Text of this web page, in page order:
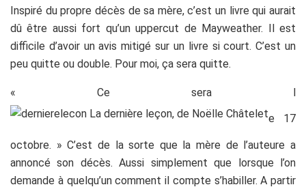
Inspiré du propre décès de sa mère, c’est un livre qui aurait
dû être aussi fort qu’un uppercut de Mayweather. Il est
difficile d’avoir un avis mitigé sur un livre si court. C’est un
peu quitte ou double. Pour moi, ça sera quitte.
« Ce sera l
e 17
octobre. » C’est de la sorte que la mère de l’auteure a
annoncé son décès. Aussi simplement que lorsque l’on
demande à quelqu’un comment il compte s’habiller. A partir